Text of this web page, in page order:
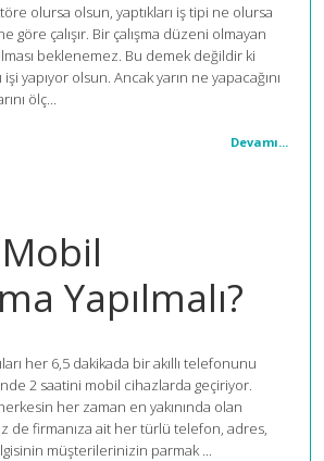
olursa olsun, yaptıkları iş tipi ne olursa
göre çalışır. Bir çalışma düzeni olmayan
beklenemez. Bu demek değildir ki
yapıyor olsun. Ancak yarın ne yapacağını
ölç...
Devamı...
Yapılmalı?
her 6,5 dakikada bir akıllı telefonunu
2 saatini mobil cihazlarda geçiriyor.
her zaman en yakınında olan
de firmanıza ait her türlü telefon, adres,
müşterilerinizin parmak ...